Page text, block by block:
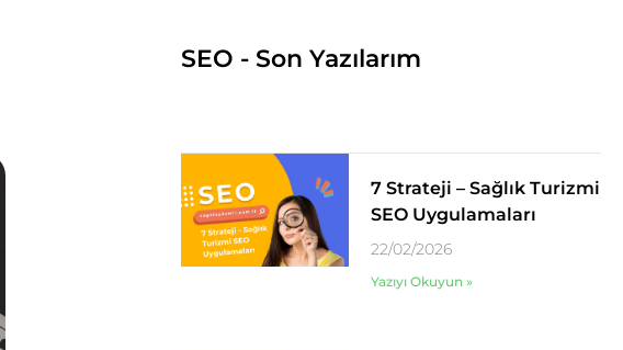
SEO - Son Yazılarım
7 Strateji – Sağlık Turizmi
SEO Uygulamaları
22/02/2026
Yazıyı Okuyun »